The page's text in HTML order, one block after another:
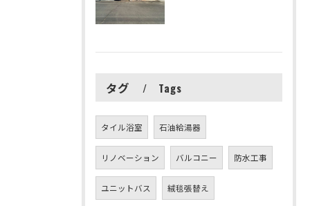
タグ Tags
タイル浴室 石油給湯器
リノベーション バルコニー 防水工事
ユニットバス 絨毯張替え